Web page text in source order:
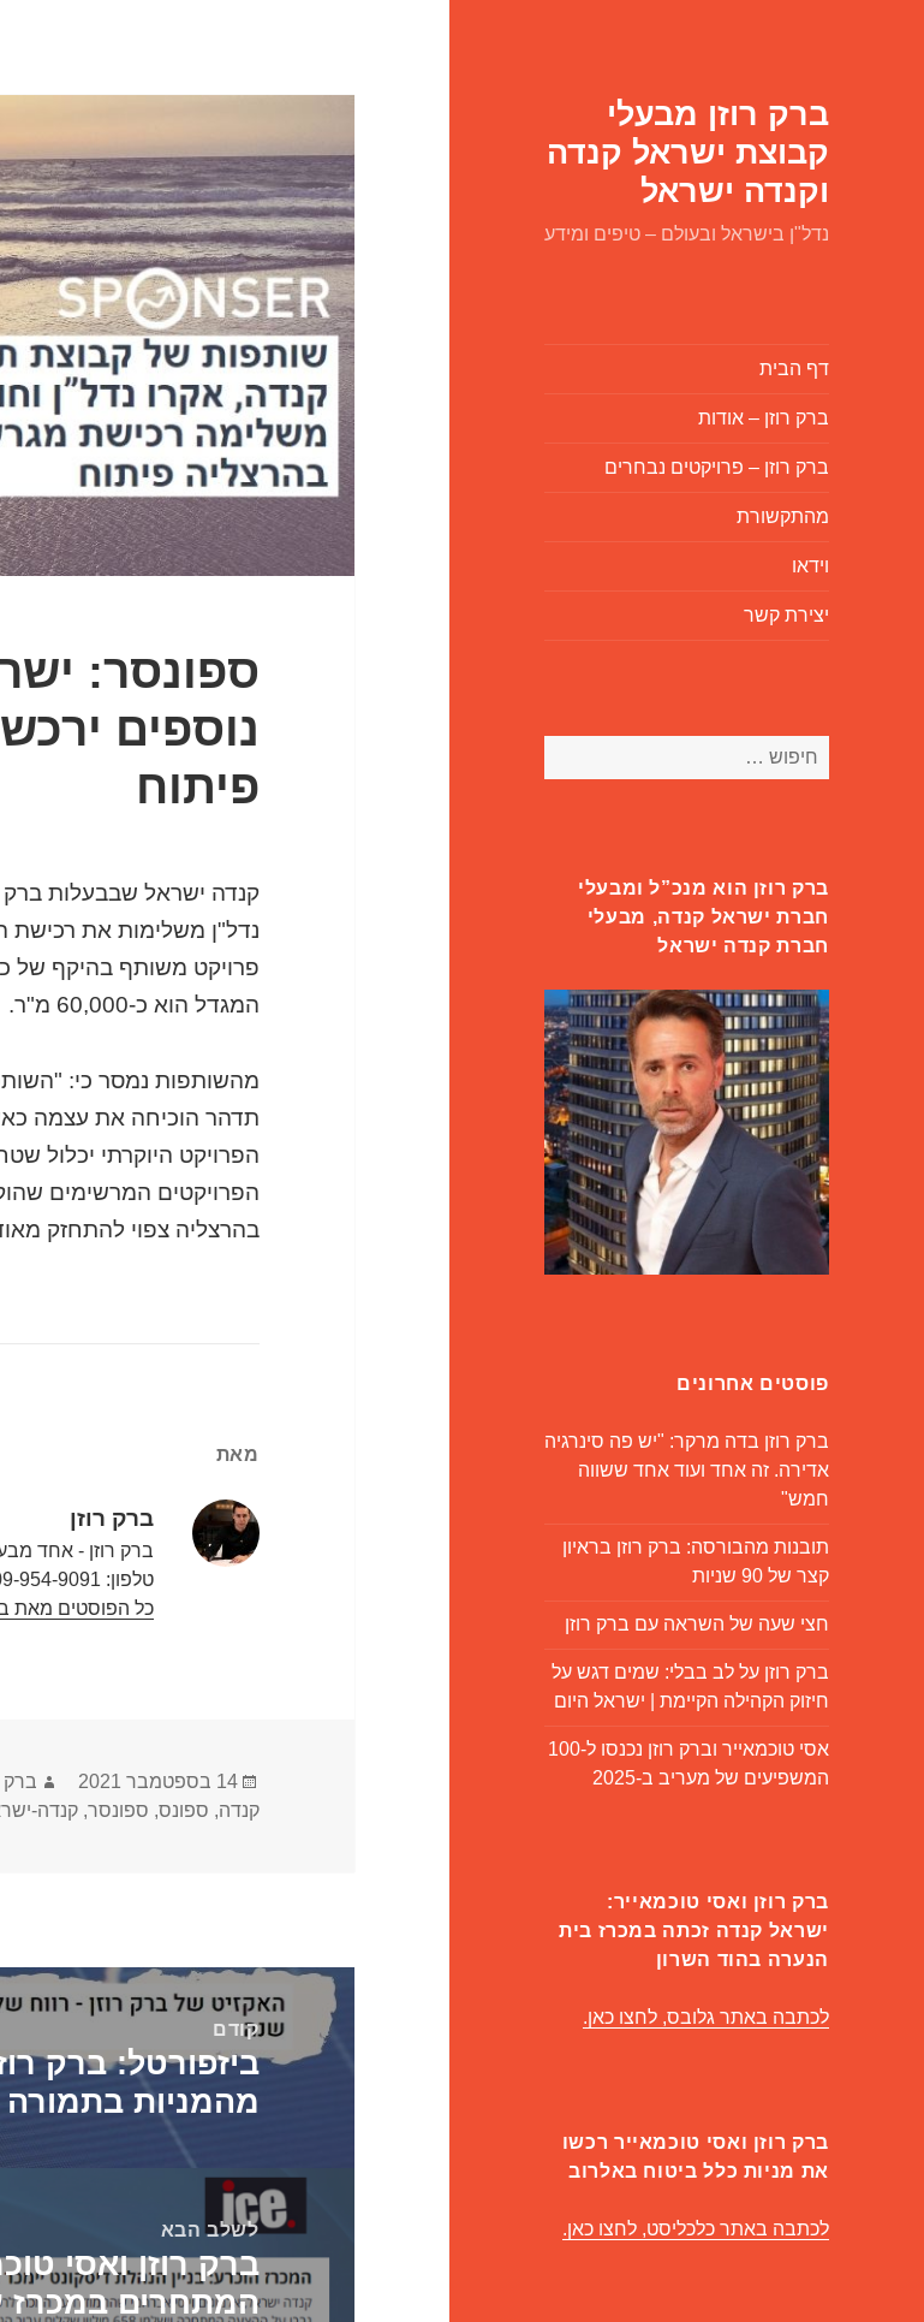
ברק רוזן מבעלי
קבוצת ישראל קנדה
וקנדה ישראל
נדל"ן בישראל ובעולם – טיפים ומידע
דף הבית
ברק רוזן – אודות
ברק רוזן – פרויקטים נבחרים
מהתקשורת
וידאו
יצירת קשר
חיפוש:
ברק רוזן הוא מנכ”ל ומבעלי
חברת ישראל קנדה, מבעלי
חברת קנדה ישראל
פוסטים אחרונים
ברק רוזן בדה מרקר: "יש פה סינרגיה
אדירה. זה אחד ועוד אחד ששווה
חמש"
תובנות מהבורסה: ברק רוזן בראיון
קצר של 90 שניות
חצי שעה של השראה עם ברק רוזן
ברק רוזן על לב בבלי: שמים דגש על
חיזוק הקהילה הקיימת | ישראל היום
אסי טוכמאייר וברק רוזן נכנסו ל-100
המשפיעים של מעריב ב-2025
ברק רוזן ואסי טוכמאייר:
ישראל קנדה זכתה במכרז בית
הנערה בהוד השרון
לכתבה באתר גלובס, לחצו כאן.
ברק רוזן ואסי טוכמאייר רכשו
את מניות כלל ביטוח באלרוב
לכתבה באתר כלכליסט, לחצו כאן.
ספונסר:
נוספים
פיתוח
קנדה ישראל שבבעלות ברק
נדל"ן משלימות את רכישת
פרויקט משותף בהיקף של כ-400,000 ש"ח-
המגדל הוא כ-60,000 מ"ר.
מהשותפות נמסר כי:
תדהר הוכיחה את עצמה
הפרויקט היוקרתי יכלול
הפרויקטים המרשימים
בהרצליה צפוי להתחזק
מאת
ברק רוזן
טלפון: 09-954-9091 מייל: liat@canada-israel.com
כל הפוסטים מאת
פורסם
בתאריך
14 בספטמבר 2021 ברק
קנדה, ספונס, ספונסר,קנדה-
ניווט
קודם
הפוסט
הקודם:
מהמניות בתמורה לכ-36
לשלב הבא
הפוסט
הבא:
ברק רוזן ואסי
המתחרים במכרז